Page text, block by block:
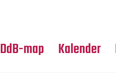
DdB-map Kalender